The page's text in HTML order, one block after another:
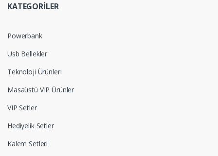
KATEGORİLER
Powerbank
Usb Bellekler
Teknoloji Ürünleri
Masaüstü VIP Ürünler
VIP Setler
Hediyelik Setler
Kalem Setleri